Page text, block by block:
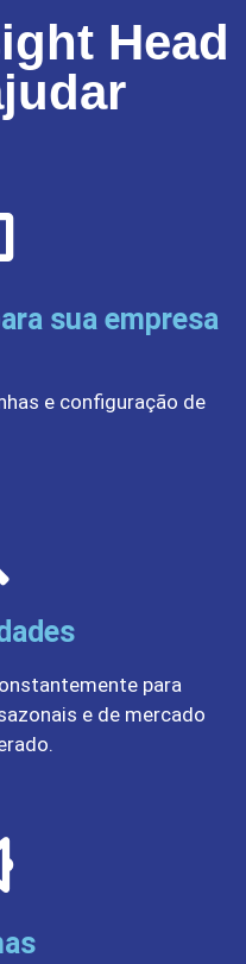
Head
sua empresa
e configuração de
para
e de mercado